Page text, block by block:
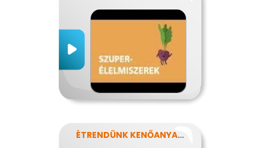
ÉTRENDÜNK KENŐANYAGAI: A ZSÍROK